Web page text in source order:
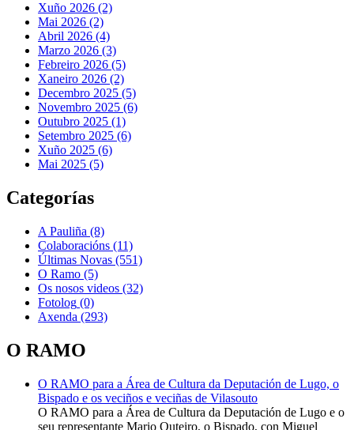
Xuño 2026 (2)
Mai 2026 (2)
Abril 2026 (4)
Marzo 2026 (3)
Febreiro 2026 (5)
Xaneiro 2026 (2)
Decembro 2025 (5)
Novembro 2025 (6)
Outubro 2025 (1)
Setembro 2025 (6)
Xuño 2025 (6)
Mai 2025 (5)
Categorías
A Pauliña (8)
Colaboracións (11)
Últimas Novas (551)
O Ramo (5)
Os nosos videos (32)
Fotolog (0)
Axenda (293)
O RAMO
O RAMO para a Área de Cultura da Deputación de Lugo, o
Bispado e os veciños e veciñas de Vilasouto
O RAMO para a Área de Cultura da Deputación de Lugo e o
seu representante Mario Outeiro, o Bispado, con Miguel